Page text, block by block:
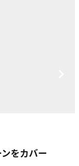
をカバー